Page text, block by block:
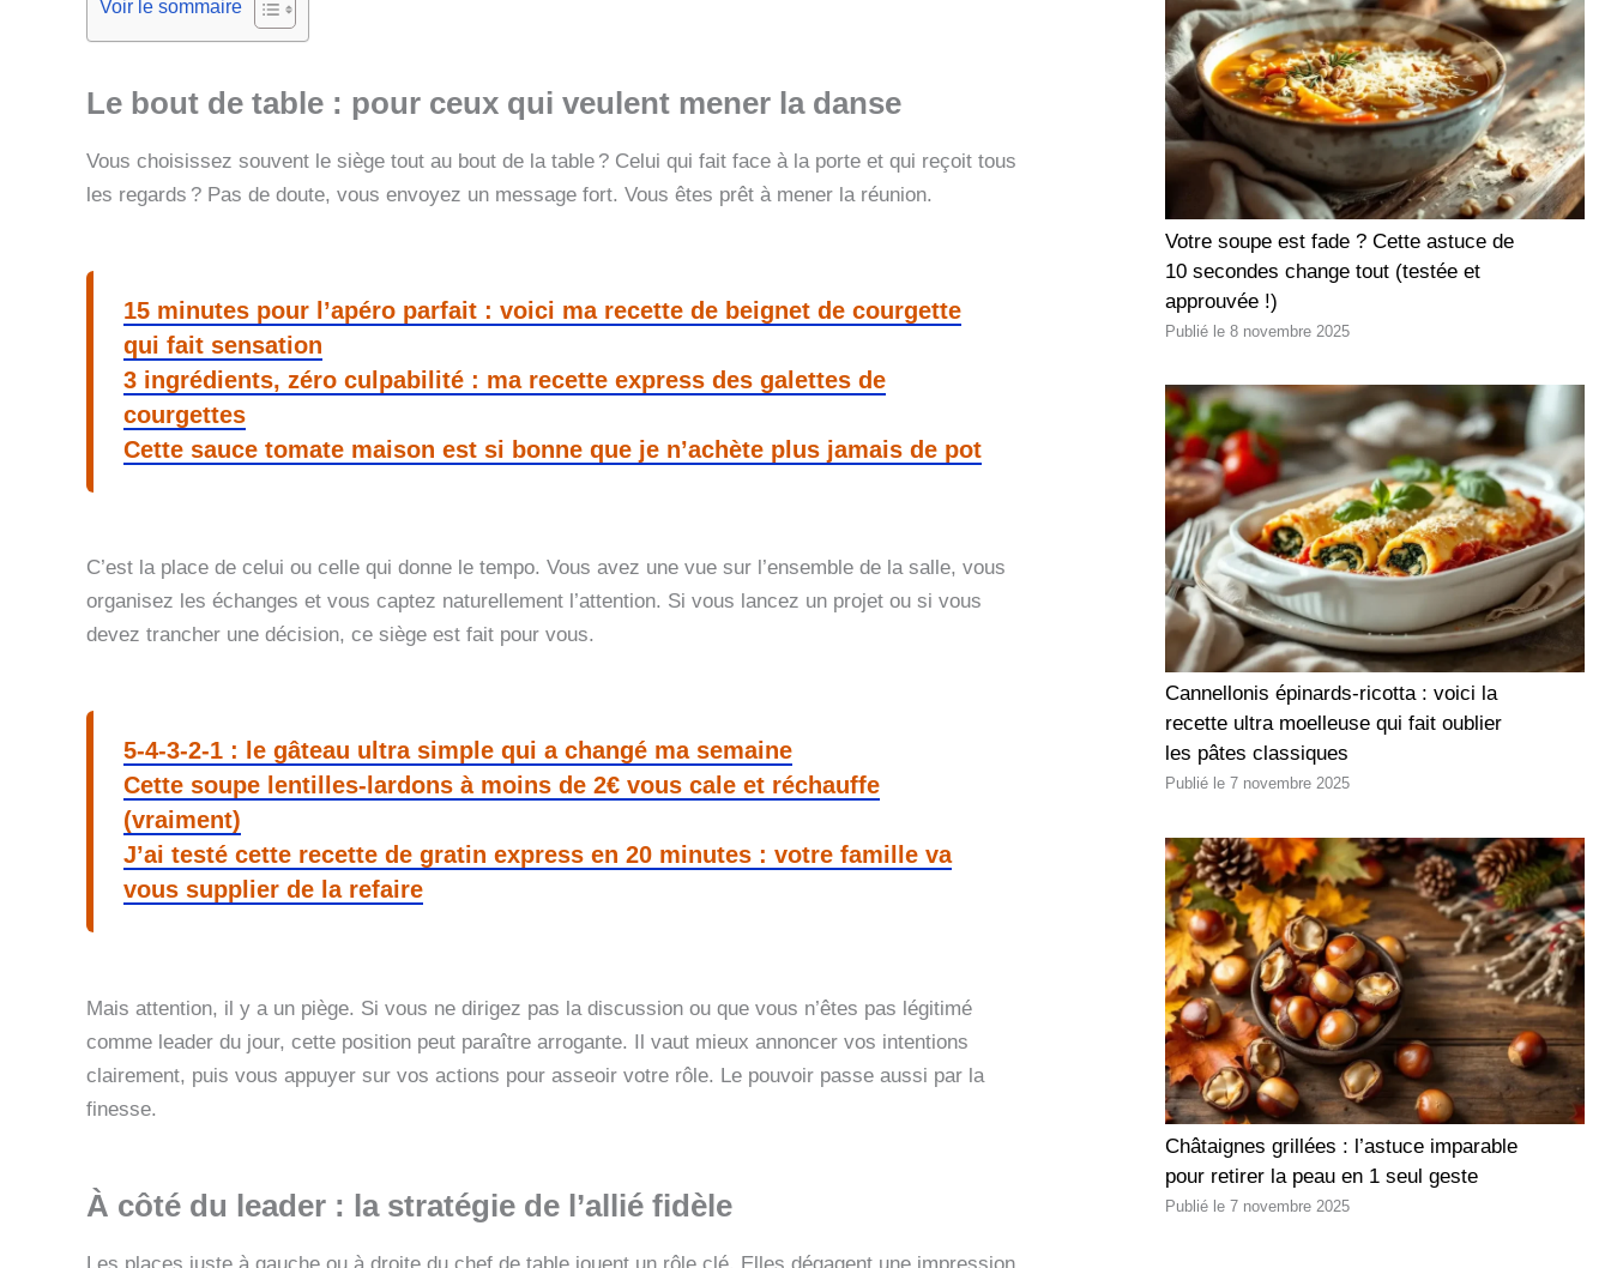
Voir le sommaire
Le bout de table : pour ceux qui veulent mener la danse
Vous choisissez souvent le siège tout au bout de la table ? Celui qui fait face à la porte et qui reçoit tous
les regards ? Pas de doute, vous envoyez un message fort. Vous êtes prêt à mener la réunion.
15 minutes pour l’apéro parfait : voici ma recette de beignet de courgette
qui fait sensation
3 ingrédients, zéro culpabilité : ma recette express des galettes de
courgettes
Cette sauce tomate maison est si bonne que je n’achète plus jamais de pot
C’est la place de celui ou celle qui donne le tempo. Vous avez une vue sur l’ensemble de la salle, vous
organisez les échanges et vous captez naturellement l’attention. Si vous lancez un projet ou si vous
devez trancher une décision, ce siège est fait pour vous.
5-4-3-2-1 : le gâteau ultra simple qui a changé ma semaine
Cette soupe lentilles-lardons à moins de 2€ vous cale et réchauffe
(vraiment)
J’ai testé cette recette de gratin express en 20 minutes : votre famille va
vous supplier de la refaire
Mais attention, il y a un piège. Si vous ne dirigez pas la discussion ou que vous n’êtes pas légitimé
comme leader du jour, cette position peut paraître arrogante. Il vaut mieux annoncer vos intentions
clairement, puis vous appuyer sur vos actions pour asseoir votre rôle. Le pouvoir passe aussi par la
finesse.
À côté du leader : la stratégie de l’allié fidèle
Votre soupe est fade ? Cette astuce de
10 secondes change tout (testée et
approuvée !)
8 novembre 2025
Cannellonis épinards-ricotta : voici la
recette ultra moelleuse qui fait oublier
les pâtes classiques
7 novembre 2025
Châtaignes grillées : l’astuce imparable
pour retirer la peau en 1 seul geste
7 novembre 2025